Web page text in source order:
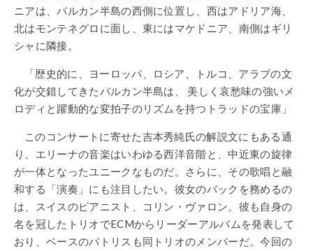
ニアは、バルカン半島の西側に位置し、西はアドリア海、
北はモンテネグロに面し、東にはマケドニア、南側はギリ
シャに隣接。
「歴史的に、ヨーロッパ、ロシア、トルコ、アラブの文
化が交錯してきたバルカン半島は、 美しく哀愁味の強いメ
ロディと躍動的な変拍子のリズムを持つトラッドの宝庫」
このコンサートに寄せた吉本秀純氏の解説文にもある通
り、エリーナの音楽はいわゆる西洋音階と、中近東の旋律
が一体となったユニークなものだ。さらに、その歌唱と融
和する「演奏」にも注目したい。彼女のバックを務めるの
は、スイスのピアニスト、コリン・ヴァロン。彼も自身の
名を冠したトリオでECMからリーダーアルバムを発表して
おり、ベースのパトリスも同トリオのメンバーだ。今回の